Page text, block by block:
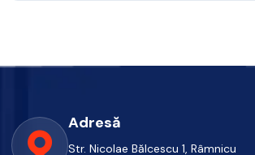
Adresă
Str. Nicolae Bălcescu 1, Râmnicu